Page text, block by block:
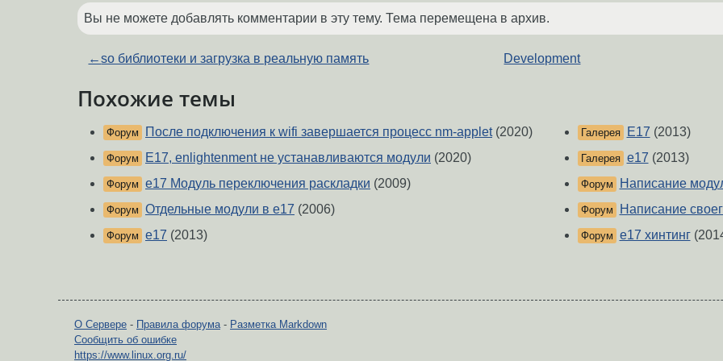
Вы не можете добавлять комментарии в эту тему. Тема перемещена в архив.
←so библиотеки и загрузка в реальную память Development
Похожие темы
Форум После подключения к wifi завершается процесс nm-applet(2020)
Форум E17, enlightenment не устанавливаются модули (2020)
Форум e17 Модуль переключения раскладки (2009)
Форум Отдельные модули в e17 (2006)
Форум e17 (2013)
Галерея E17 (2013)
Галерея e17 (2013)
Форум Написание
Форум Написание
Форум e17 хинтинг
О Сервере - Правила форума- Разметка Markdown
Сообщить об ошибке
https://www.linux.org.ru/